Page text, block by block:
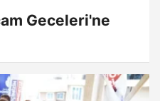
Geceleri'ne